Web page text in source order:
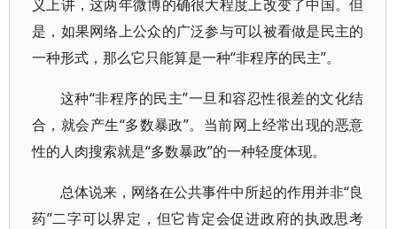
义上讲，这两年微博的确很大程度上改变了中国。但
是，如果网络上公众的广泛参与可以被看做是民主的
一种形式，那么它只能算是一种“非程序的民主”。
这种“非程序的民主”一旦和容忍性很差的文化结
合，就会产生“多数暴政”。当前网上经常出现的恶意
性的人肉搜索就是“多数暴政”的一种轻度体现。
总体说来，网络在公共事件中所起的作用并非“良
药”二字可以界定，但它肯定会促进政府的执政思考